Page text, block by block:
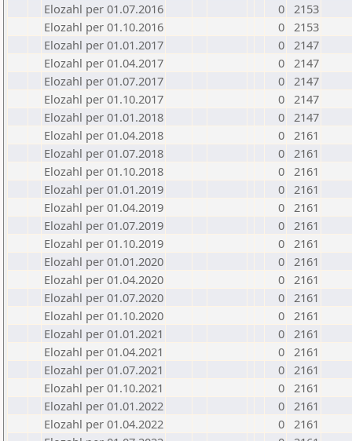
Elozahl per 01.07.2016
0 2153
Elozahl per 01.10.2016
0 2153
Elozahl per 01.01.2017
0 2147
Elozahl per 01.04.2017
0 2147
Elozahl per 01.07.2017
0 2147
Elozahl per 01.10.2017
0 2147
Elozahl per 01.01.2018
0 2147
Elozahl per 01.04.2018
0 2161
Elozahl per 01.07.2018
0 2161
Elozahl per 01.10.2018
0 2161
Elozahl per 01.01.2019
0 2161
Elozahl per 01.04.2019
0 2161
Elozahl per 01.07.2019
0 2161
Elozahl per 01.10.2019
0 2161
Elozahl per 01.01.2020
0 2161
Elozahl per 01.04.2020
0 2161
Elozahl per 01.07.2020
0 2161
Elozahl per 01.10.2020
0 2161
Elozahl per 01.01.2021
0 2161
Elozahl per 01.04.2021
0 2161
Elozahl per 01.07.2021
0 2161
Elozahl per 01.10.2021
0 2161
Elozahl per 01.01.2022
0 2161
Elozahl per 01.04.2022
0 2161